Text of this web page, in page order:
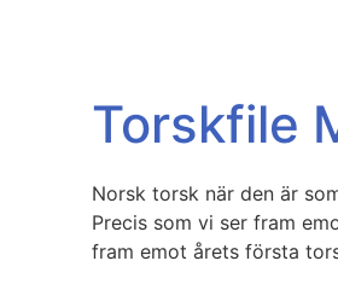
Torskfile
Norsk torsk när den är
Precis som vi ser fram
fram emot årets första